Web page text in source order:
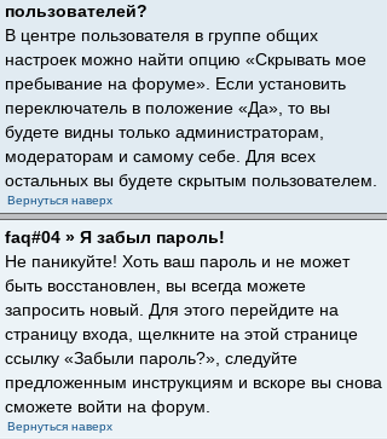
пользователей?
В центре пользователя в группе общих
настроек можно найти опцию «Скрывать мое
пребывание на форуме». Если установить
переключатель в положение «Да», то вы
будете видны только администраторам,
модераторам и самому себе. Для всех
остальных вы будете скрытым пользователем.
Вернуться наверх
faq#04 » Я забыл пароль!
Не паникуйте! Хоть ваш пароль и не может
быть восстановлен, вы всегда можете
запросить новый. Для этого перейдите на
страницу входа, щелкните на этой странице
ссылку «Забыли пароль?», следуйте
предложенным инструкциям и вскоре вы снова
сможете войти на форум.
Вернуться наверх